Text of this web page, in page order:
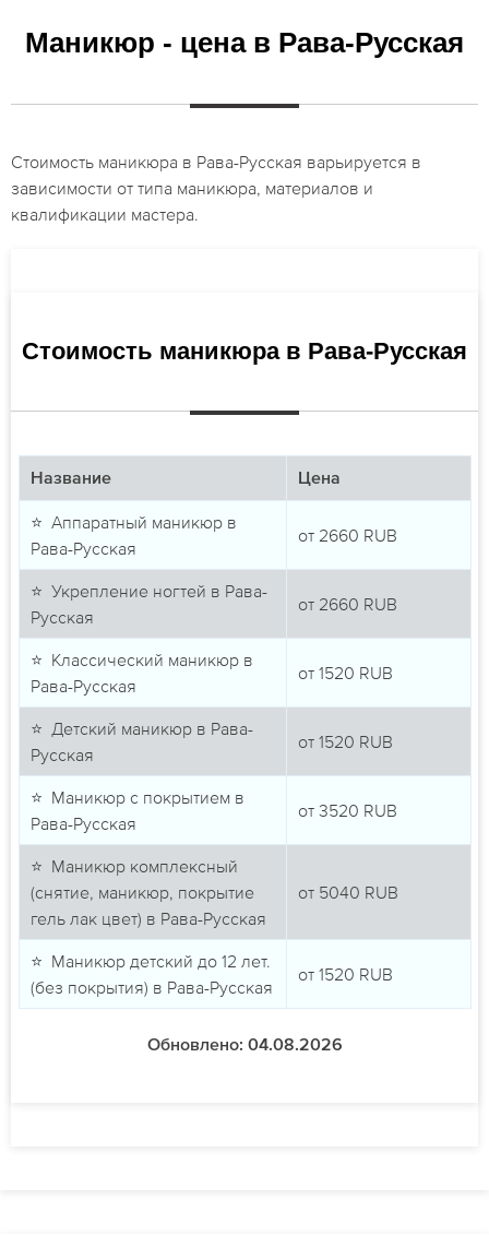
Маникюр - цена в Рава-Русская
Стоимость маникюра в Рава-Русская варьируется в
зависимости от типа маникюра, материалов и
квалификации мастера.
Стоимость маникюра в Рава-Русская
Название Цена
⭐ Аппаратный маникюр в
Рава-Русская
от 2660 RUB
⭐ Укрепление ногтей в Рава-
Русская
от 2660 RUB
⭐ Классический маникюр в
Рава-Русская
от 1520 RUB
⭐ Детский маникюр в Рава-
Русская
от 1520 RUB
⭐ Маникюр с покрытием в
Рава-Русская
от 3520 RUB
⭐ Маникюр комплексный
(снятие, маникюр, покрытие
гель лак цвет) в Рава-Русская
от 5040 RUB
⭐ Маникюр детский до 12 лет.
(без покрытия) в Рава-Русская
от 1520 RUB
Обновлено: 04.08.2026